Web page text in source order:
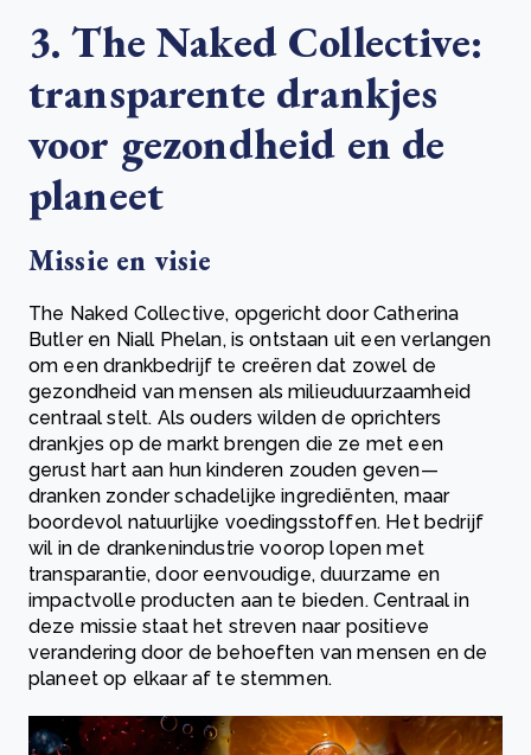
3. The Naked Collective:
transparente drankjes
voor gezondheid en de
planeet
Missie en visie
The Naked Collective, opgericht door Catherina
Butler en Niall Phelan, is ontstaan uit een verlangen
om een drankbedrijf te creëren dat zowel de
gezondheid van mensen als milieuduurzaamheid
centraal stelt. Als ouders wilden de oprichters
drankjes op de markt brengen die ze met een
gerust hart aan hun kinderen zouden geven—
dranken zonder schadelijke ingrediënten, maar
boordevol natuurlijke voedingsstoffen. Het bedrijf
wil in de drankenindustrie voorop lopen met
transparantie, door eenvoudige, duurzame en
impactvolle producten aan te bieden. Centraal in
deze missie staat het streven naar positieve
verandering door de behoeften van mensen en de
planeet op elkaar af te stemmen.